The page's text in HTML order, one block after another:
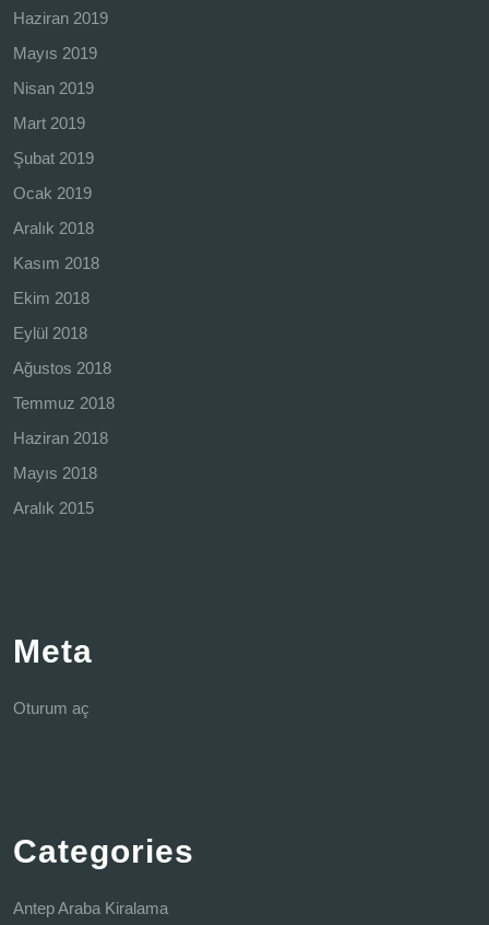
Haziran 2019
Mayıs 2019
Nisan 2019
Mart 2019
Şubat 2019
Ocak 2019
Aralık 2018
Kasım 2018
Ekim 2018
Eylül 2018
Ağustos 2018
Temmuz 2018
Haziran 2018
Mayıs 2018
Aralık 2015
Meta
Oturum aç
Categories
Antep Araba Kiralama